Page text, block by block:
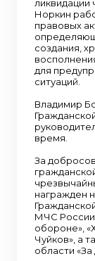
ликвидации
Норкин
правовых
создания,
для
ситуаций.
Владимир
время.
За
награжден
МЧС
обороне»,
Чуйков», а
области